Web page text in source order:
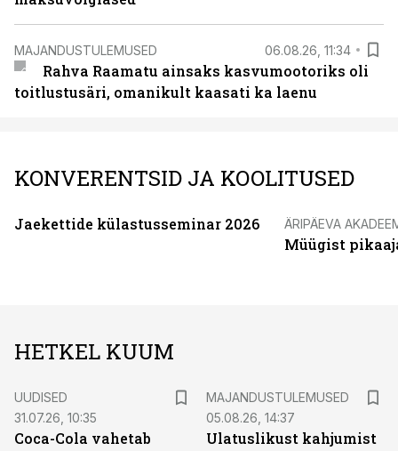
MAJANDUSTULEMUSED 06.08.26, 11:34
Rahva Raamatu ainsaks kasvumootoriks oli
toitlustusäri, omanikult kaasati ka laenu
KONVERENTSID JA KOOLITUSED
Jaekettide külastusseminar 2026 ÄRIPÄEVA
Müügist
HETKEL KUUM
UUDISED
31.07.26, 10:35
Coca-Cola vahetab
MAJANDUSTULEMUSED
05.08.26, 14:37
Ulatuslikust kahjumist